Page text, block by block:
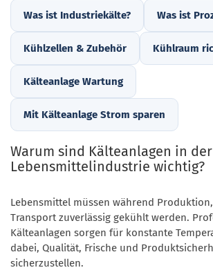
Was ist Industriekälte? Was ist
Kühlzellen & Zubehör Kühlraum
Kälteanlage Wartung
Mit Kälteanlage Strom sparen
Warum sind Kälteanlagen in der
Lebensmittelindustrie wichtig?
Lebensmittel müssen während
Transport zuverlässig gekühlt werden.
Kälteanlagen sorgen für konstante
dabei, Qualität, Frische und
sicherzustellen.